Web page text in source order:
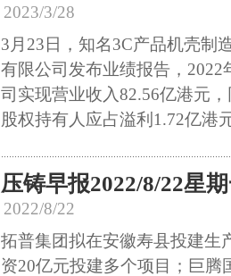
2023/3/28
3月23日，知名3C产品机壳
有限公司发布业绩报告，2022
司实现营业收入82.56亿港元
股权持有人应占溢利1.72亿港
压铸早报2022/8/22星
2022/8/22
拓普集团拟在安徽寿县投建生
资20亿元投建多个项目；巨腾